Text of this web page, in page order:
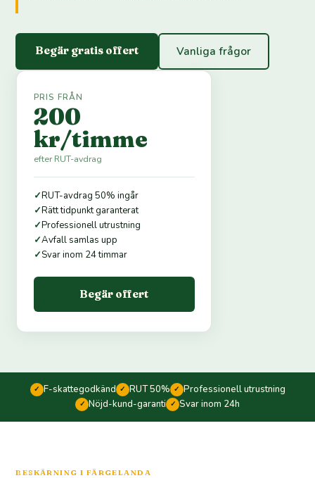
Begär gratis offert Vanliga frågor
PRIS FRÅN
200
kr/timme
efter RUT-avdrag
✓RUT-avdrag 50% ingår
✓Rätt tidpunkt garanterat
✓Professionell utrustning
✓Avfall samlas upp
✓Svar inom 24 timmar
Begär offert
✓ F-skattegodkänd ✓ RUT 50% ✓ Professionell utrustning
✓ Nöjd-kund-garanti ✓ Svar inom 24h
BESKÄRNING I FÄRGELANDA